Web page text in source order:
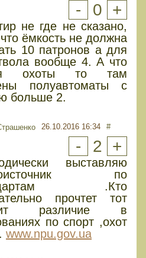
- 0 +
не где не сказано,
ёмкость не должна
10 патронов а для
вообще 4. А что
охоты то там
полуавтоматы с
больше 2.
26.10.2016 16:34 #
- 2 +
выставляю
по
.Кто
прочтет тот
различие в
по спорт ,охот
www.npu.gov.ua